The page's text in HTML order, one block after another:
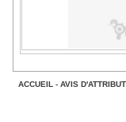
ACCUEIL - AVIS